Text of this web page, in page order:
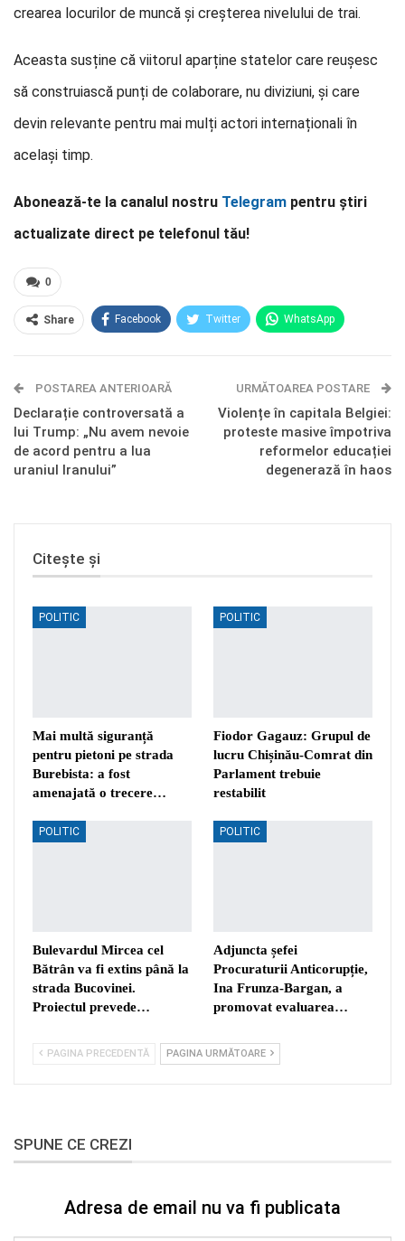
crearea locurilor de muncă și creșterea nivelului de trai.
Aceasta susține că viitorul aparține statelor care reușesc
să construiască punți de colaborare, nu diviziuni, și care
devin relevante pentru mai mulți actori internaționali în
același timp.
Abonează-te la canalul nostru Telegram pentru știri
actualizate direct pe telefonul tău!
0
Share Facebook Twitter WhatsApp
Telegram OK.ru
POSTAREA ANTERIOARĂ
Declarație controversată a
lui Trump: „Nu avem nevoie
de acord pentru a lua
uraniul Iranului”
URMĂTOAREA POSTARE
Violențe în capitala Belgiei:
proteste masive împotriva
reformelor educației
degenerază în haos
Citește și
POLITIC
Mai multă siguranță
pentru pietoni pe strada
Burebista: a fost
amenajată o trecere…
POLITIC
Fiodor Gagauz: Grupul de
lucru Chișinău-Comrat din
Parlament trebuie
restabilit
POLITIC
Bulevardul Mircea cel
Bătrân va fi extins până la
strada Bucovinei.
Proiectul prevede…
POLITIC
Adjuncta șefei
Procuraturii Anticorupție,
Ina Frunza-Bargan, a
promovat evaluarea…
PAGINA PRECEDENTĂ PAGINA URMĂTOARE
SPUNE CE CREZI
Adresa de email nu va fi publicata